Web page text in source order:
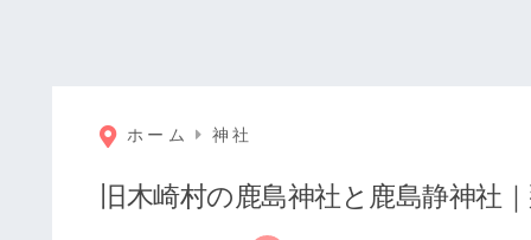
ホーム 神社
旧木崎村の鹿島神社と鹿島静神社